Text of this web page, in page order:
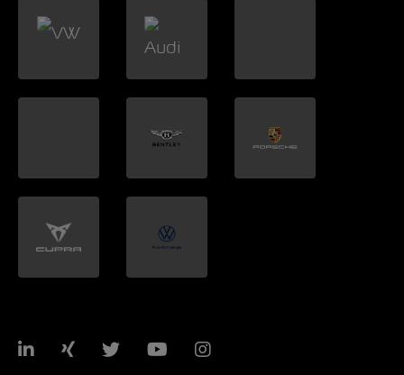
LinkedIn
Xing Twitter YouTubeInstagram